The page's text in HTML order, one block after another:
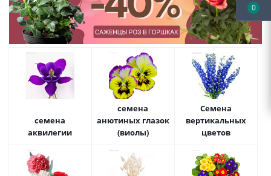
семена
аквилегии
семена
анютиных глазок
(виолы)
Семена
вертикальных
цветов
0